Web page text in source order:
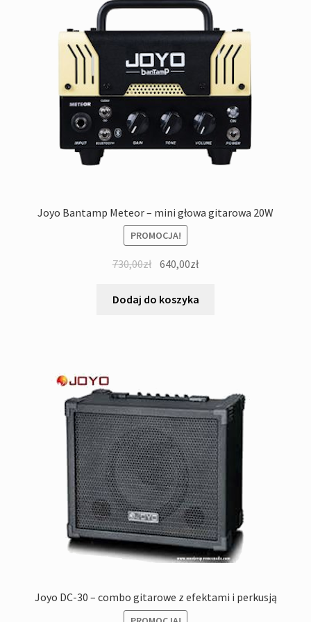
Joyo Bantamp Meteor – mini głowa gitarowa 20W
PROMOCJA!
730,00zł Pierwotna
wynosiła:
640,00złAktualna
wynosi:
Dodaj do koszyka
Joyo DC-30 – combo gitarowe z efektami i perkusją